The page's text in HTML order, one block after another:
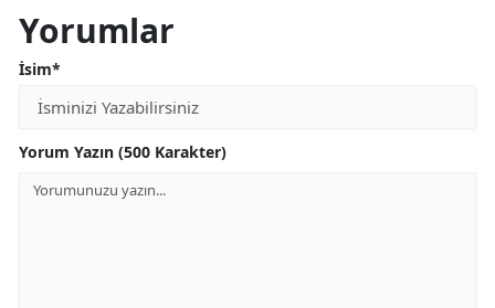
Yorumlar
İsim*
Yorum Yazın (500 Karakter)